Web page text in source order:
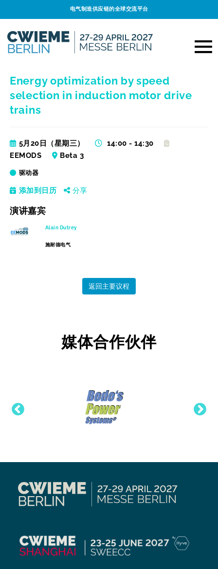
电气制造供应链的全球交流平台
Energy optimization by speed
selection in induction motor drive
trains
5月20日（星期三）
14:00 - 14:30
EEMODS
Beta 3
驱动器
添加到日历 分享
演讲嘉宾
Alain Dutrey
施耐德电气
返回主要议程
媒体合作伙伴